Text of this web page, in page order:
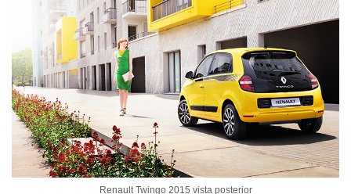
Renault Twingo 2015 vista posterior